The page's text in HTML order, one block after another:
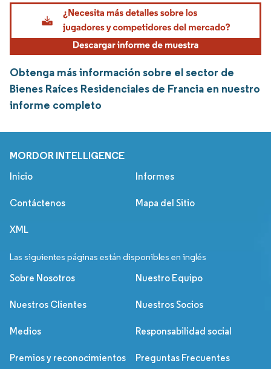
Obtenga más información sobre el sector de
Bienes Raíces Residenciales de Francia en nuestro
informe completo
MORDOR INTELLIGENCE
Inicio Informes
Contáctenos Mapa del Sitio
XML
Las siguientes páginas están disponibles en inglés
Sobre Nosotros Nuestro Equipo
Nuestros Clientes Nuestros Socios
Medios Responsabilidad social
Premios y reconocimientos Preguntas Frecuentes